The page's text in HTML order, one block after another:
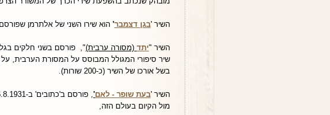
השיר 'בגן דצמבר' הוא שירו השני של אלתרמן שפורסם ב'כתובים' (16.4.1931)
השיר "יתד (מסורה ערבית)", פורסם בשני חלקים
שיר סיפורי המגולל המבוסס על המסורת הערבית,
בשל אורכו של השיר (כ-200 שורות).
השיר 'בעת שופר - לאם'
מול הקיום בעולם הזה,